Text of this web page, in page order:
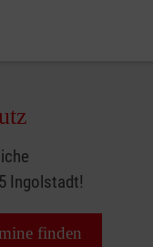
Ingolstadt!
finden